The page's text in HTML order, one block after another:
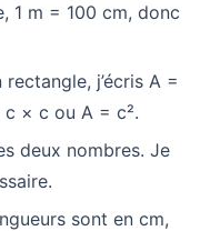
1 m = 100 cm, donc
rectangle, j’écris A =
c × c ou A = c².
deux nombres. Je
sont en cm,